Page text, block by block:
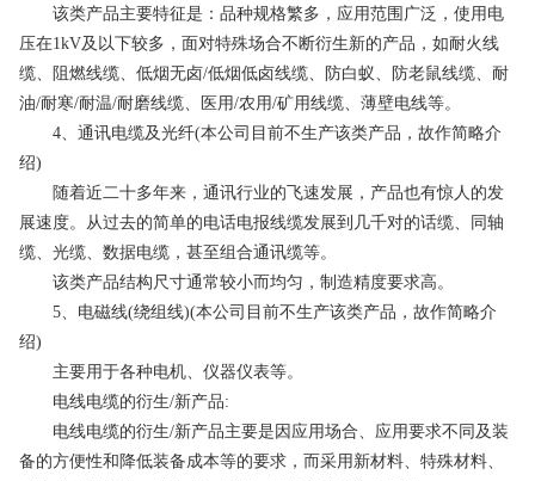
该类产品主要特征是：品种规格繁多，应用范围广泛，使用电
压在1kV及以下较多，面对特殊场合不断衍生新的产品，如耐火线
缆、阻燃线缆、低烟无卤/低烟低卤线缆、防白蚁、防老鼠线缆、耐
油/耐寒/耐温/耐磨线缆、医用/农用/矿用线缆、薄壁电线等。
4、通讯电缆及光纤(本公司目前不生产该类产品，故作简略介
绍)
随着近二十多年来，通讯行业的飞速发展，产品也有惊人的发
展速度。从过去的简单的电话电报线缆发展到几千对的话缆、同轴
缆、光缆、数据电缆，甚至组合通讯缆等。
该类产品结构尺寸通常较小而均匀，制造精度要求高。
5、电磁线(绕组线)(本公司目前不生产该类产品，故作简略介
绍)
主要用于各种电机、仪器仪表等。
电线电缆的衍生/新产品:
电线电缆的衍生/新产品主要是因应用场合、应用要求不同及装
备的方便性和降低装备成本等的要求，而采用新材料、特殊材料、